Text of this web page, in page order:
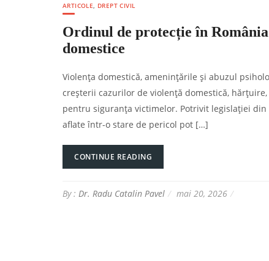
ARTICOLE DREPT CIVIL
Ordinul de protecție în
domestice
Violența domestică, amenințările și abuzul
creșterii cazurilor de violență domestică,
pentru siguranța victimelor. Potrivit legislației
aflate într-o stare de pericol pot […]
CONTINUE READING
By : Dr. Radu Catalin Pavel mai 20, 2026